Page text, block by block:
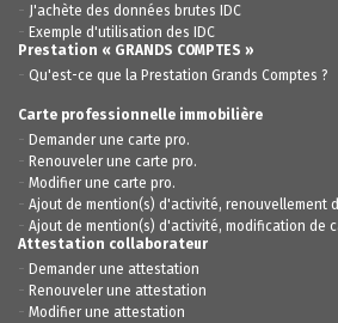
- J'achète des données brutes IDC
- Exemple d'utilisation des IDC
Prestation « GRANDS COMPTES »
- Qu'est-ce que la Prestation Grands Comptes ?
Carte professionnelle immobilière
- Demander une carte pro.
- Renouveler une carte pro.
- Modifier une carte pro.
- Ajout de mention(s) d'activité, renouvellement
- Ajout de mention(s) d'activité, modification de
Attestation collaborateur
- Demander une attestation
- Renouveler une attestation
- Modifier une attestation